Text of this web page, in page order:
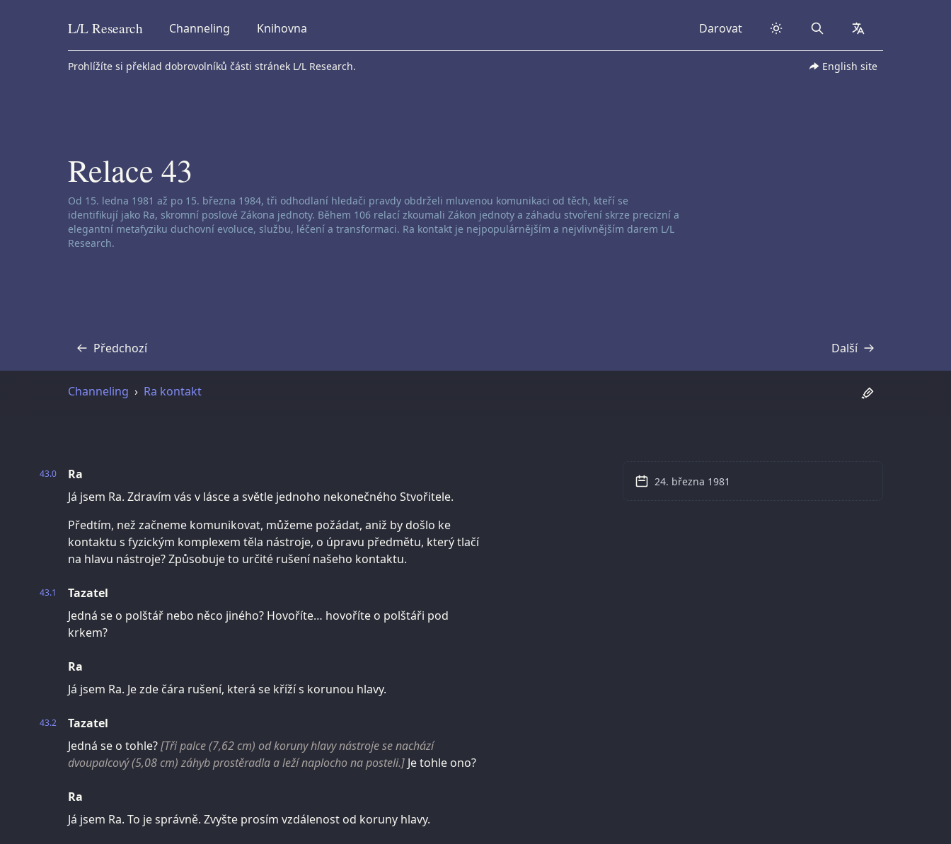
Skip to content
L/L Research Channeling Knihovna Darovat Search collapsed
Prohlížíte si překlad dobrovolníků části stránek L/L Research. English site
Relace 43
Zřeknutí se odpovědnosti za channeling:
Od 15. ledna 1981 až po 15. března 1984, tři odhodlaní hledači pravdy obdrželi mluvenou komunikaci od těch, kteří se
identifikují jako Ra, skromní poslové Zákona jednoty. Během 106 relací zkoumali Zákon jednoty a záhadu stvoření skrze precizní a
elegantní metafyziku duchovní evoluce, službu, léčení a transformaci. Ra kontakt je nejpopulárnějším a nejvlivnějším darem L/L
Research.
Předchozí
Přepis Další
Přepis
Channeling Ra kontakt
43.0
Ra
Já jsem Ra. Zdravím vás v lásce a světle jednoho nekonečného Stvořitele.
Předtím, než začneme komunikovat, můžeme požádat, aniž by došlo ke
kontaktu s fyzickým komplexem těla nástroje, o úpravu předmětu, který tlačí
na hlavu nástroje? Způsobuje to určité rušení našeho kontaktu.
43.1
Tazatel
Jedná se o polštář nebo něco jiného? Hovoříte… hovoříte o polštáři pod
krkem?
Ra
Já jsem Ra. Je zde čára rušení, která se kříží s korunou hlavy.
43.2
Tazatel
Jedná se o tohle?[Tři palce (7,62 cm) od koruny hlavy nástroje se nachází
dvoupalcový (5,08 cm) záhyb prostěradla a leží naplocho na posteli.] Je tohle ono?
Ra
Já jsem Ra. To je správně. Zvyšte prosím vzdálenost od koruny hlavy.
24. března 1981